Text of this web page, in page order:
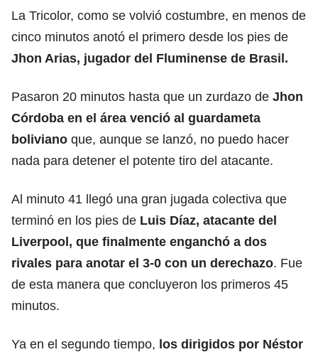
La Tricolor, como se volvió costumbre, en menos de
cinco minutos anotó el primero desde los pies de
Jhon Arias, jugador del Fluminense de Brasil.
Pasaron 20 minutos hasta que un zurdazo de Jhon
Córdoba en el área venció al guardameta
boliviano que, aunque se lanzó, no puedo hacer
nada para detener el potente tiro del atacante.
Al minuto 41 llegó una gran jugada colectiva que
terminó en los pies de Luis Díaz, atacante del
Liverpool, que finalmente enganchó a dos
rivales para anotar el 3-0 con un derechazo. Fue
de esta manera que concluyeron los primeros 45
minutos.
Ya en el segundo tiempo, los dirigidos por Néstor